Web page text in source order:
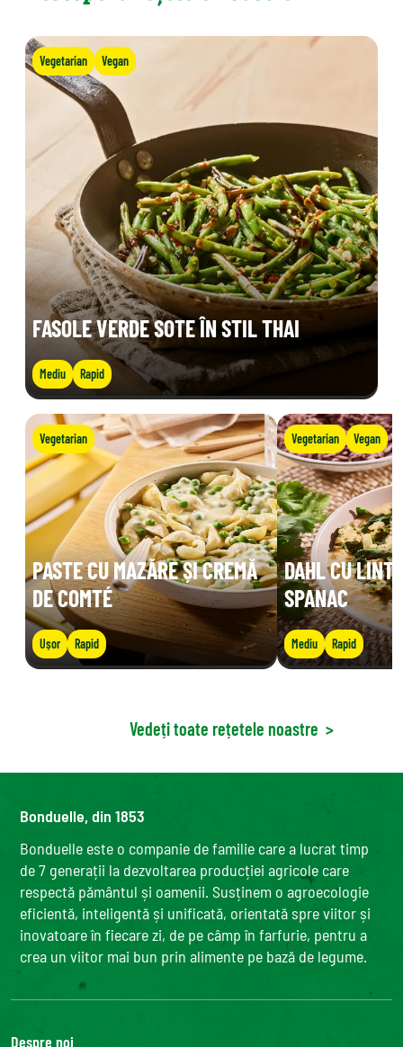
Vegetarian Vegan
FASOLE VERDE SOTE ÎN STIL THAI
Mediu Rapid
Vegetarian
PASTE CU MAZĂRE ȘI CREMĂ
DE COMTÉ
Ușor Rapid
Vegetarian Vegan
DAHL CU
SPANAC
Mediu Rapid
Vedeți toate rețetele noastre >
Bonduelle, din 1853
Bonduelle este o companie de familie care a lucrat timp
de 7 generații la dezvoltarea producției agricole care
respectă pământul și oamenii. Susținem o agroecologie
eficientă, inteligentă și unificată, orientată spre viitor și
inovatoare în fiecare zi, de pe câmp în farfurie, pentru a
crea un viitor mai bun prin alimente pe bază de legume.
Despre noi